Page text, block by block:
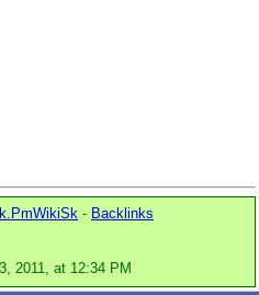
- Backlinks
2011, at 12:34 PM